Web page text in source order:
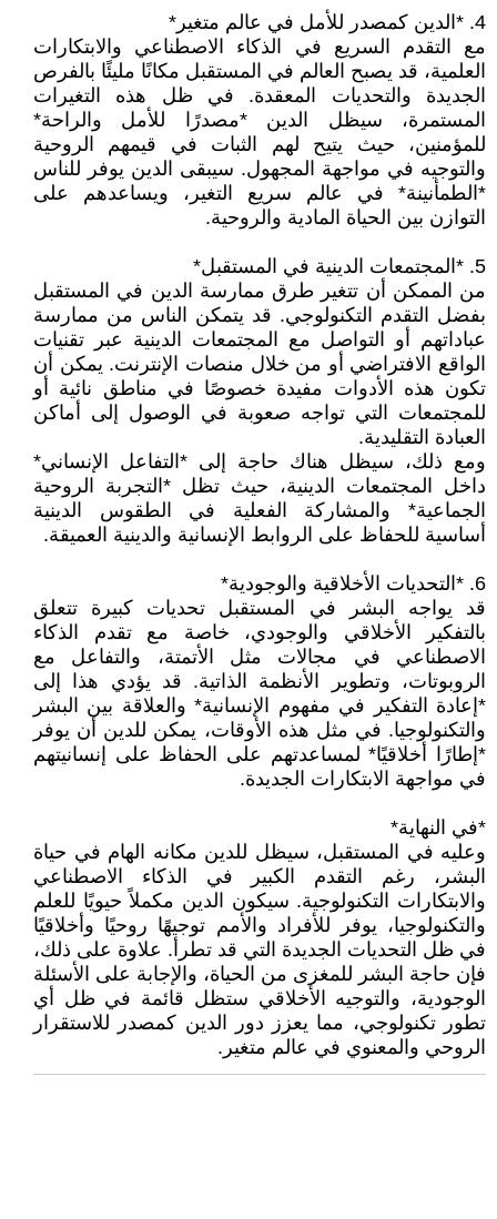
4. *الدين كمصدر للأمل في عالم متغير*
مع التقدم السريع في الذكاء الاصطناعي والابتكارات
العلمية، قد يصبح العالم في المستقبل مكانًا مليئًا بالفرص
الجديدة والتحديات المعقدة. في ظل هذه التغيرات
المستمرة، سيظل الدين *مصدرًا للأمل والراحة*
للمؤمنين، حيث يتيح لهم الثبات في قيمهم الروحية
والتوجيه في مواجهة المجهول. سيبقى الدين يوفر للناس
*الطمأنينة* في عالم سريع التغير، ويساعدهم على
التوازن بين الحياة المادية والروحية.
5. *المجتمعات الدينية في المستقبل*
من الممكن أن تتغير طرق ممارسة الدين في المستقبل
بفضل التقدم التكنولوجي. قد يتمكن الناس من ممارسة
عباداتهم أو التواصل مع المجتمعات الدينية عبر تقنيات
الواقع الافتراضي أو من خلال منصات الإنترنت. يمكن أن
تكون هذه الأدوات مفيدة خصوصًا في مناطق نائية أو
للمجتمعات التي تواجه صعوبة في الوصول إلى أماكن
العبادة التقليدية.
ومع ذلك، سيظل هناك حاجة إلى *التفاعل الإنساني*
داخل المجتمعات الدينية، حيث تظل *التجربة الروحية
الجماعية* والمشاركة الفعلية في الطقوس الدينية
أساسية للحفاظ على الروابط الإنسانية والدينية العميقة.
6. *التحديات الأخلاقية والوجودية*
قد يواجه البشر في المستقبل تحديات كبيرة تتعلق
بالتفكير الأخلاقي والوجودي، خاصة مع تقدم الذكاء
الاصطناعي في مجالات مثل الأتمتة، والتفاعل مع
الروبوتات، وتطوير الأنظمة الذاتية. قد يؤدي هذا إلى
*إعادة التفكير في مفهوم الإنسانية* والعلاقة بين البشر
والتكنولوجيا. في مثل هذه الأوقات، يمكن للدين أن يوفر
*إطارًا أخلاقيًا* لمساعدتهم على الحفاظ على إنسانيتهم
في مواجهة الابتكارات الجديدة.
*في النهاية*
وعليه في المستقبل، سيظل للدين مكانه الهام في حياة
البشر، رغم التقدم الكبير في الذكاء الاصطناعي
والابتكارات التكنولوجية. سيكون الدين مكملاً حيويًا للعلم
والتكنولوجيا، يوفر للأفراد والأمم توجيهًا روحيًا وأخلاقيًا
في ظل التحديات الجديدة التي قد تطرأ. علاوة على ذلك،
فإن حاجة البشر للمغزى من الحياة، والإجابة على الأسئلة
الوجودية، والتوجيه الأخلاقي ستظل قائمة في ظل أي
تطور تكنولوجي، مما يعزز دور الدين كمصدر للاستقرار
الروحي والمعنوي في عالم متغير.